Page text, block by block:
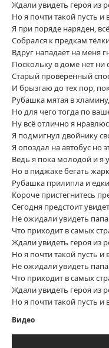
Ждали увидеть героя из
Но я почти такой пусть
Я при поряде наряден,
Собрался к предкам
Вдруг нападает на меня
Поскольку в доме нет ни
Старый проверенный
И брызгаю до тех пор,
Рубашка мятая в
Но для чего тогда по
Ну всё отлично я
Я подмигнул двойнику
Я опоздал на автобус но
Ведь я пока молодой и я
Но в пиджаке бегать
Рубашка прилипла и
Короче пристегнитесь
Сегодня предстоит
Не ожидали увидеть
Что приходит в самых
Ждали увидеть героя из
Но я почти такой пусть
Не ожидали увидеть
Что приходит в самых
Ждали увидеть героя из
Но я почти такой пусть
Видео